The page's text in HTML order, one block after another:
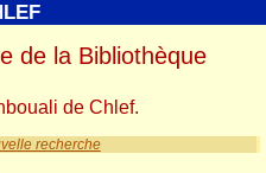
recherche
de la Bibliothèque
de Chlef.